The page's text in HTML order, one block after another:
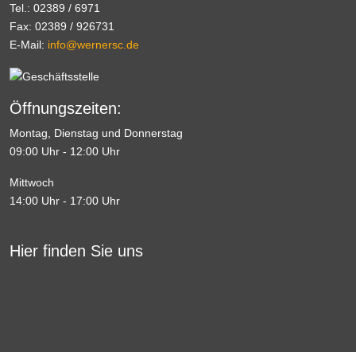
Tel.: 02389 / 6971
Fax: 02389 / 926731
E-Mail: info@wernersc.de
Öffnungszeiten:
Montag, Dienstag und Donnerstag
09:00 Uhr - 12:00 Uhr
Mittwoch
14:00 Uhr - 17:00 Uhr
Hier finden Sie uns